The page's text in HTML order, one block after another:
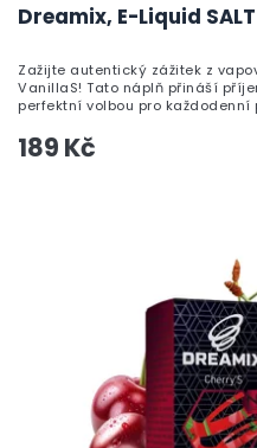
Dreamix, E-Liquid
189 Kč
Zažijte autentický zážitek z
VanillaS! Tato náplň přináší
perfektní volbou pro každodenní